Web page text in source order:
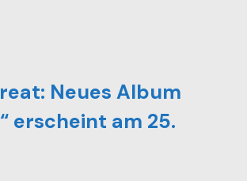
Neues Album
erscheint am 25.